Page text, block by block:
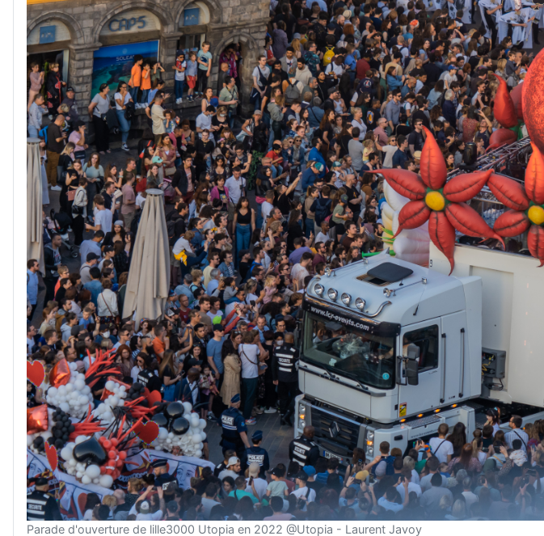
Parade d'ouverture de lille3000 Utopia en 2022 @Utopia - Laurent Javoy